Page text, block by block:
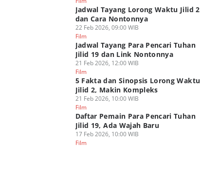
Jadwal Tayang Lorong Waktu Jilid 2
dan Cara Nontonnya
22 Feb 2026, 09:00 WIB
Film
Jadwal Tayang Para Pencari Tuhan
Jilid 19 dan Link Nontonnya
21 Feb 2026, 12:00 WIB
Film
5 Fakta dan Sinopsis Lorong Waktu
Jilid 2, Makin Kompleks
21 Feb 2026, 10:00 WIB
Film
Daftar Pemain Para Pencari Tuhan
Jilid 19, Ada Wajah Baru
17 Feb 2026, 10:00 WIB
Film